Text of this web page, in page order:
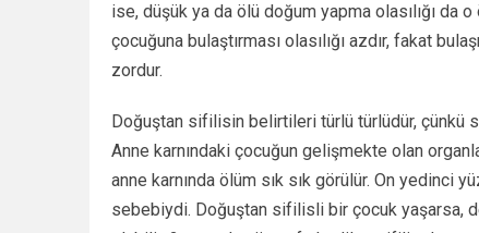
ise, düşük ya da ölü doğum yapma olasılığı da
çocuğuna bulaştırması olasılığı azdır, fakat
zordur.
Doğuştan sifilisin belirtileri türlü türlüdür, çünkü
Anne karnındaki çocuğun gelişmekte olan
anne karnında ölüm sık sık görülür. On yedinci
sebebiydi. Doğuştan sifilisli bir çocuk yaşarsa,